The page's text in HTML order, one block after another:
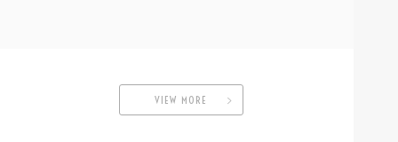
VIEW MORE